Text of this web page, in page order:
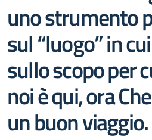
uno strumento
sul “luogo” in
sullo scopo per
noi è qui, ora
un buon viaggio.